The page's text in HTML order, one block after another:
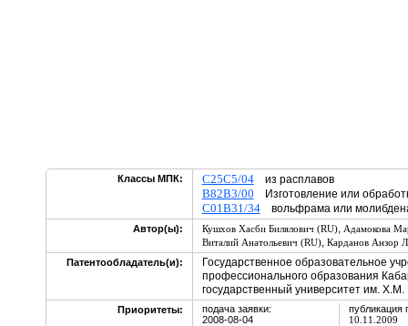
Классы МПК: C25C5/04из расплавов
B82B3/00 Изготовление или
C01B31/34вольфрама или
Автор(ы): Кушхов Хасби Билялович (RU), Адамокова
Виталий Анатольевич (RU), Карданов Анзор
Патентообладатель(и):
Государственное образовательное
профессионального образования
государственный университет им. Х.М.
Приоритеты:
подача заявки:
2008-08-04
публикация
10.11.2009